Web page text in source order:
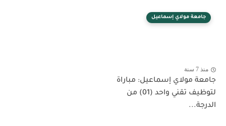
جامعة مولاي إسماعيل
منذ 7 سنة
جامعة مولاي إسماعيل: مباراة
لتوظيف تقني واحد (01) من
الدرجة...